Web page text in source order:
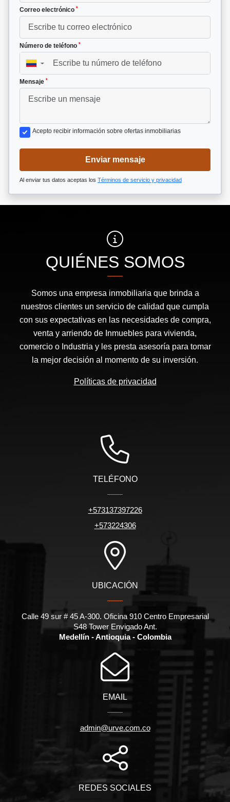
Correo electrónico *
Número de teléfono *
▼
Mensaje *
Acepto recibir información sobre ofertas inmobiliarias
Enviar mensaje
Al enviar tus datos aceptas los Términos de servicio y privacidad
QUIÉNES SOMOS
Somos una empresa inmobiliaria que brinda a
nuestros clientes un servicio de calidad que cumpla
con sus expectativas en las necesidades de compra,
venta y arriendo de Inmuebles para vivienda,
comercio o Industria y les presta asesoría para tomar
la mejor decisión al momento de su inversión.
Políticas de privacidad
TELÉFONO
+573137397226
+573224306
UBICACIÓN
Calle 49 sur # 45 A-300. Oficina 910 Centro Empresarial
S48 Tower Envigado Ant.
Medellín - Antioquia - Colombia
EMAIL
admin@urve.com.co
REDES SOCIALES